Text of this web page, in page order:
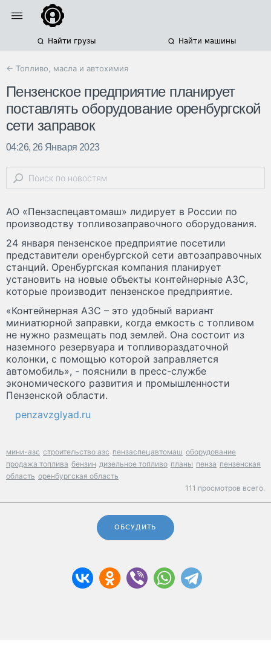
Найти грузы Найти машины
← Топливо, масла и автохимия
Пензенское предприятие планирует
поставлять оборудование оренбургской
сети заправок
04:26, 26 Января 2023
АО «Пензаспецавтомаш» лидирует в России по
производству топливозаправочного оборудования.
24 января пензенское предприятие посетили
представители оренбургской сети автозаправочных
станций. Оренбургская компания планирует
установить на новые объекты контейнерные АЗС,
которые производит пензенское предприятие.
«Контейнерная АЗС – это удобный вариант
миниатюрной заправки, когда емкость с топливом
не нужно размещать под землей. Она состоит из
наземного резервуара и топливораздаточной
колонки, с помощью которой заправляется
автомобиль», - пояснили в пресс-службе
экономического развития и промышленности
Пензенской области.
penzavzglyad.ru
мини-азс строительство азс пензаспецавтомаш оборудование
продажа топлива бензин дизельное топливо планы пенза пензенская
область оренбургская область
111 просмотров всего.
ОБСУДИТЬ